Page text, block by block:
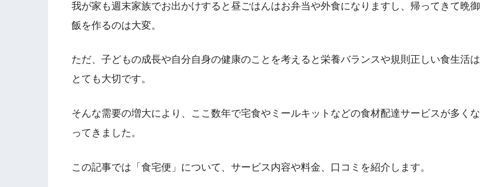
我が家も週末家族でお出かけすると昼ごはんはお弁当や外食になりますし、帰ってきて晩御
飯を作るのは大変。
ただ、子どもの成長や自分自身の健康のことを考えると栄養バランスや規則正しい食生活は
とても大切です。
そんな需要の増大により、ここ数年で宅食やミールキットなどの食材配達サービスが多くな
ってきました。
この記事では「食宅便」について、サービス内容や料金、口コミを紹介します。